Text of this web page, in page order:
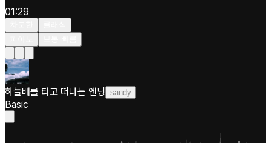
01:29
하늘배를 타고 떠나는 엔딩 sandy
Basic